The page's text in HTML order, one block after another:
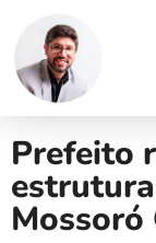
Prefeito
Mossoró